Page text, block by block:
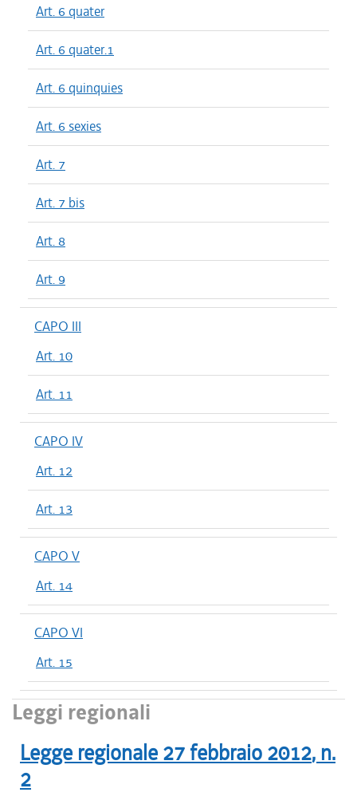
Art. 6 quater
Art. 6 quater.1
Art. 6 quinquies
Art. 6 sexies
Art. 7
Art. 7 bis
Art. 8
Art. 9
CAPO III
Art. 10
Art. 11
CAPO IV
Art. 12
Art. 13
CAPO V
Art. 14
CAPO VI
Art. 15
Leggi regionali
Legge regionale 27 febbraio 2012, n.
2